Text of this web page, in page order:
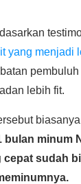
yang menjadi
lebih fit.
biasanya
bulan minum
cepat sudah